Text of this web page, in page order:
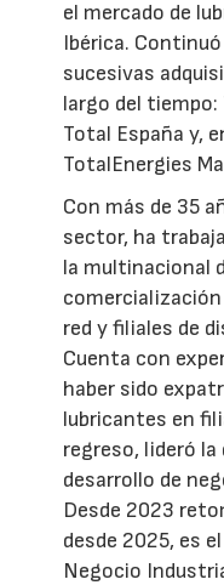
el mercado de
Ibérica.
sucesivas
largo del
Total España y,
TotalEnergies
Con más de 35
sector, ha
la multinacional
red y filiales de
Cuenta con
haber sido
lubricantes en
regreso, lideró
desarrollo de
Desde 2023
desde 2025, es
Negocio